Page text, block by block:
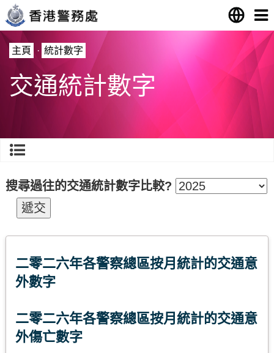
主頁 · 統計數字
交通統計數字
搜尋過往的交通統計數字比較?
二零二六年各警察總區按月統計的交通意
外數字
二零二六年各警察總區按月統計的交通意
外傷亡數字